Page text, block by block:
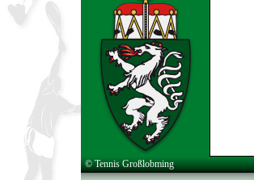
© Tennis Großlobming